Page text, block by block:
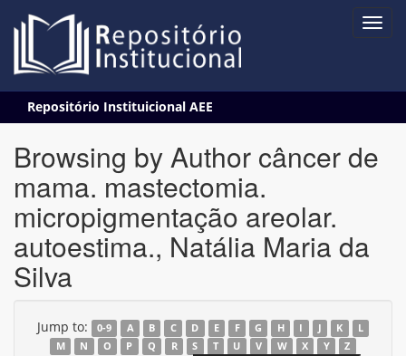
navigation
Repositório Instituicional AEE
Browsing by Author câncer de
mama. mastectomia.
micropigmentação areolar.
autoestima., Natália Maria da
Silva
Jump to: 0-9 A B C D E F G H I J K
L
M
N O P Q R S T U V W X Y Z